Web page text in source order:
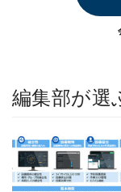
編集部が選